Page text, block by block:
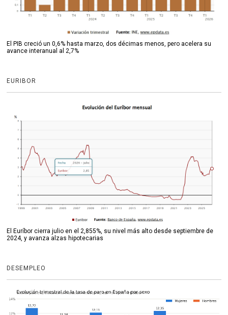
El PIB creció un 0,6% hasta marzo, dos décimas menos, pero acelera su
avance interanual al 2,7%
EURIBOR
El Euríbor cierra julio en el 2,855%, su nivel más alto desde septiembre de
2024, y avanza alzas hipotecarias
DESEMPLEO